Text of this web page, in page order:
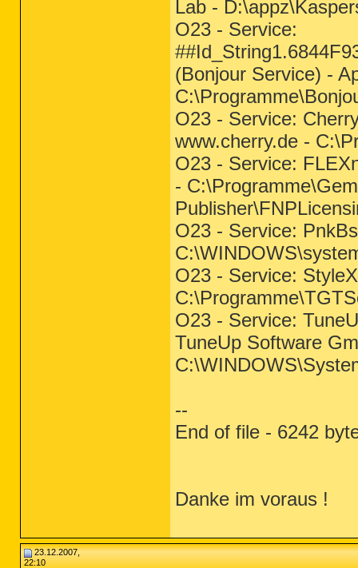
Lab -
O23 - Service:
(Bonjour Service) -
O23 - Service:
www.cherry.de -
O23 - Service:
-
O23 - Service:
O23 - Service:
O23 - Service:
TuneUp Software
--
End of file - 6242
Danke im voraus !
23.12.2007,
22:10